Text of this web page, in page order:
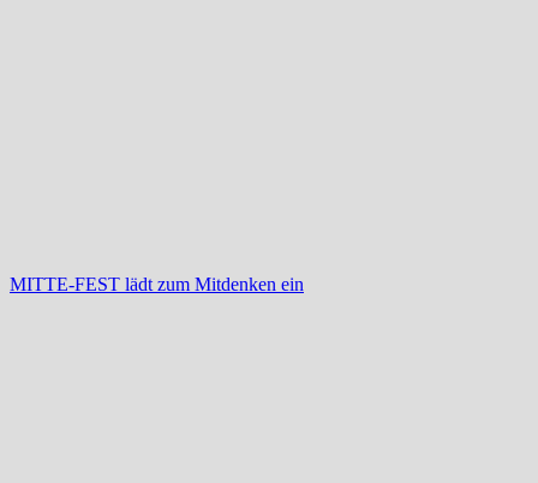
MITTE-FEST lädt zum Mitdenken ein